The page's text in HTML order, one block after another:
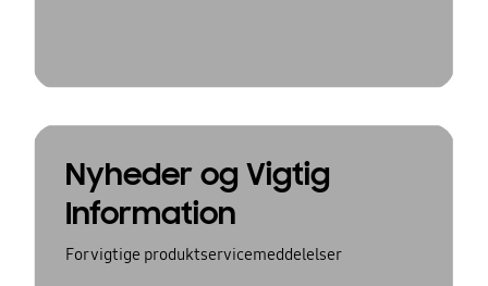
Nyheder og Vigtig
Information
For vigtige produktservicemeddelelser